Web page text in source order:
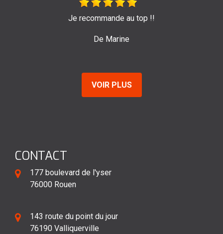
Très bon travail de l'entreprise Sage ! Je les
VOIR PLUS
CONTACT
177 boulevard de l'yser
76000 Rouen
143 route du point du jour
76190 Valliquerville